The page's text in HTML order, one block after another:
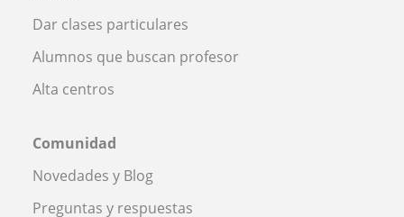
Dar clases particulares
Alumnos que buscan profesor
Alta centros
Comunidad
Novedades y Blog
Preguntas y respuestas